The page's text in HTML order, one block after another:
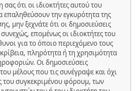
ότι οι ιδιοκτήτες αυτού του
την εγκυρότητα της
μην ξεχνάτε ότι οι δημοσιεύσεις
επομένως οι ιδιοκτήτες του
για το όποιο περιεχόμενο τους
πληρότητα ή τη χρησιμότητα
Οι δημοσιεύσεις
μέλους που τις συνέγραψε και όχι
του συγκεκριμένου φόρουμ, των